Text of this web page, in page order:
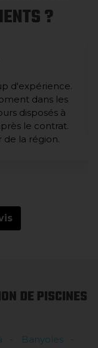
?
d'expérience.
dans les
disposés à
le contrat.
de la région.
DE PISCINES
Banyoles